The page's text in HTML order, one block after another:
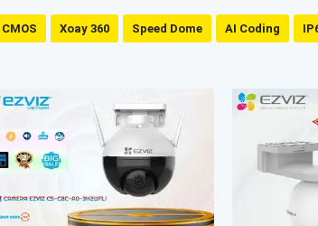
CMOS Xoay 360 Speed Dome AI Coding